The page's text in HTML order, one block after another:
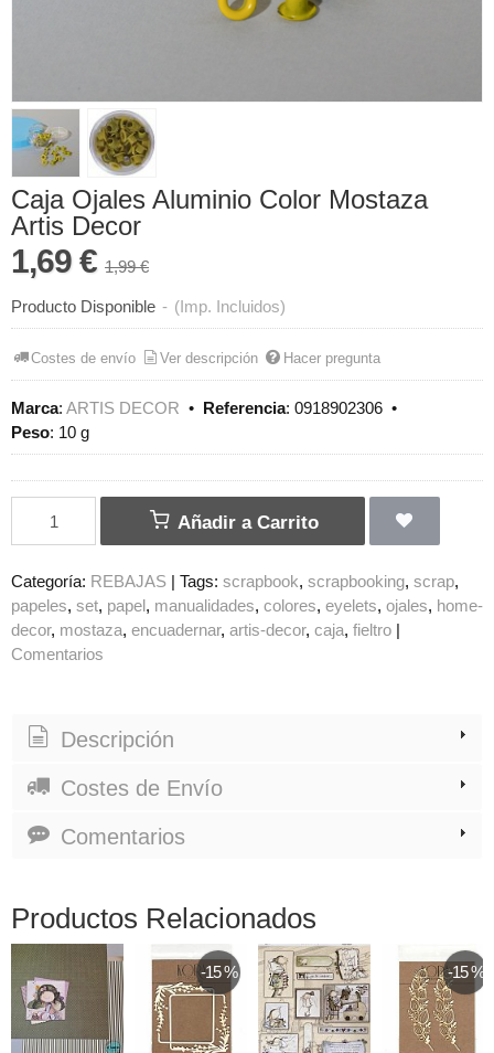
Caja Ojales Aluminio Color Mostaza
Artis Decor
1,69 € 1,99 €
Producto Disponible - (Imp. Incluidos)
Costes de envío Ver descripción Hacer pregunta
Marca: ARTIS DECOR • Referencia: 0918902306 •
Peso: 10 g
Añadir a Carrito
Categoría: REBAJAS | Tags: scrapbook scrapbooking scrap
papeles set papel manualidades colores eyelets ojales home-
decor mostaza encuadernar artis-decor caja fieltro |
Comentarios
Descripción
Costes de Envío
Comentarios
Productos Relacionados
-15 % -15 %